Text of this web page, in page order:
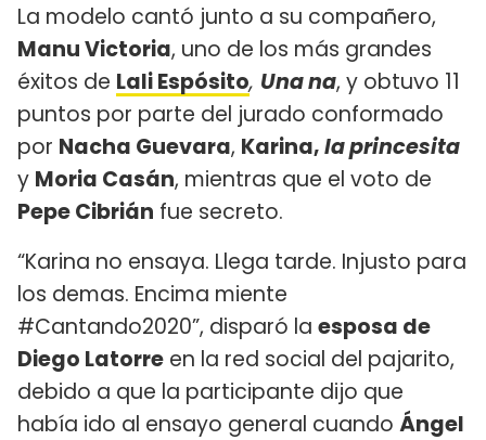
La modelo cantó junto a su compañero,
Manu Victoria, uno de los más grandes
éxitos de Lali Espósito, Una na, y obtuvo 11
puntos por parte del jurado conformado
por Nacha Guevara, Karina,la princesita
y Moria Casán, mientras que el voto de
Pepe Cibrián fue secreto.
“Karina no ensaya. Llega tarde. Injusto para
los demas. Encima miente
#Cantando2020”, disparó la esposa de
Diego Latorre en la red social del pajarito,
debido a que la participante dijo que
había ido al ensayo general cuando Ángel